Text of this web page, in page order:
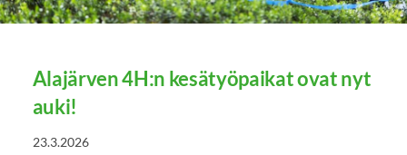
Alajärven 4H:n kesätyöpaikat ovat nyt
auki!
23.3.2026